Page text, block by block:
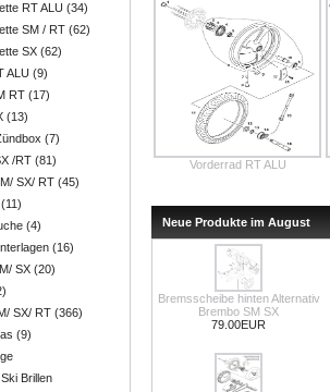
RT ALU (34)
SM / RT (62)
SX (62)
ALU (9)
RT (17)
(13)
(7)
/RT (81)
SX/ RT (45)
(11)
(4)
(16)
SX (20)
SX/ RT (366)
(9)
Brillen
Vorderrad RT ALU
Neue Produkte im August
Bremsscheibe hinten Alternativ
Brembo SM SX
79.00EUR